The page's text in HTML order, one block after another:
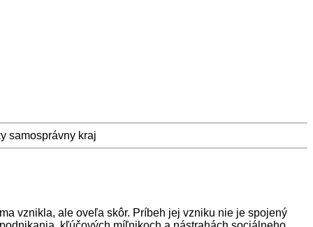
samosprávny kraj
vznikla, ale oveľa skôr. Príbeh jej vzniku nie je spojený